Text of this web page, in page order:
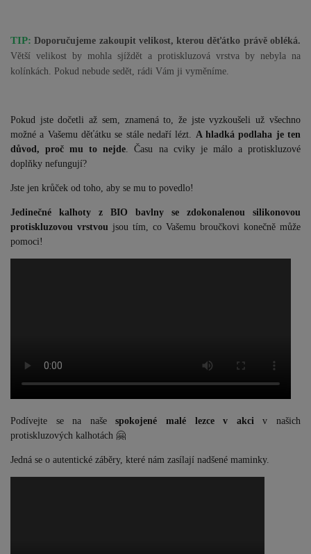
TIP:Doporučujeme zakoupit velikost, kterou děťátko právě obléká.
Větší velikost by mohla sjíždět a protiskluzová vrstva by nebyla na
kolínkách. Pokud nebude sedět, rádi Vám ji vyměníme.
Pokud jste dočetli až sem, znamená to, že jste vyzkoušeli už všechno
možné a Vašemu děťátku se stále nedaří lézt. A hladká podlaha je ten
důvod, proč mu to nejde . Času na cviky je málo a protiskluzové
doplňky nefungují?
Jste jen krůček od toho, aby se mu to povedlo!
Jedinečné kalhoty z BIO bavlny se zdokonalenou silikonovou
protiskluzovou vrstvou jsou tím, co Vašemu broučkovi konečně může
pomoci!
Podívejte se na našespokojené malé lezce v akci v našich
protiskluzových kalhotách 🤗
Jedná se o autentické záběry, které nám zasílají nadšené maminky.